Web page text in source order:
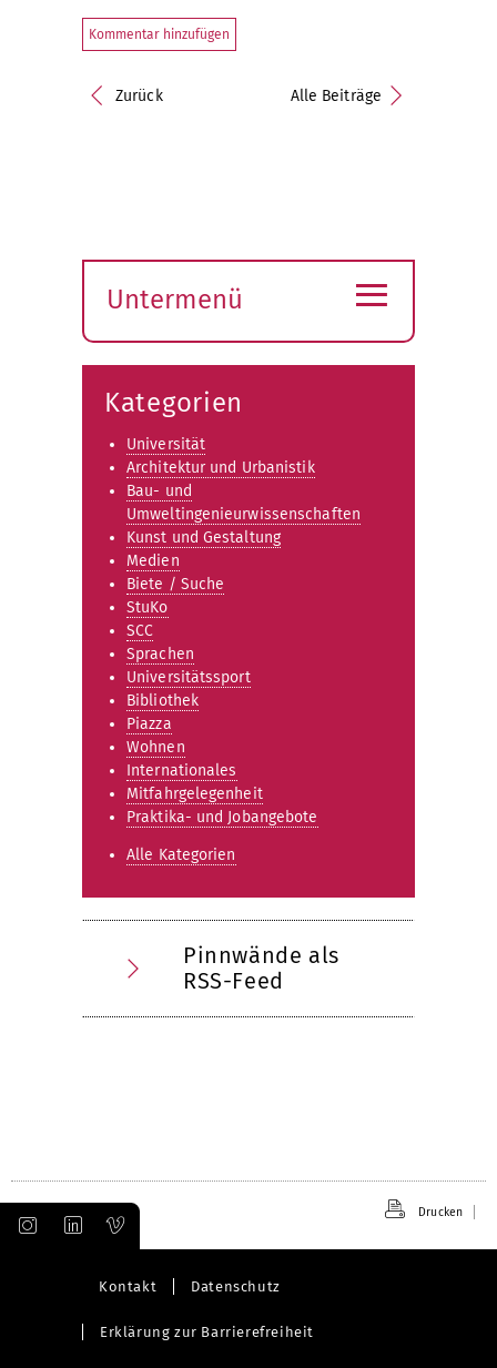
Kommentar hinzufügen
Zurück Alle Beiträge
Untermenü
öffnen
≡
Kategorien
Universität
Architektur und Urbanistik
Bau- und
Umweltingenieurwissenschaften
Kunst und Gestaltung
Medien
Biete / Suche
StuKo
SCC
Sprachen
Universitätssport
Bibliothek
Piazza
Wohnen
Internationales
Mitfahrgelegenheit
Praktika- und Jobangebote
Alle Kategorien
Pinnwände als
RSS-Feed
Drucken
Kontakt Datenschutz
Erklärung zur Barrierefreiheit